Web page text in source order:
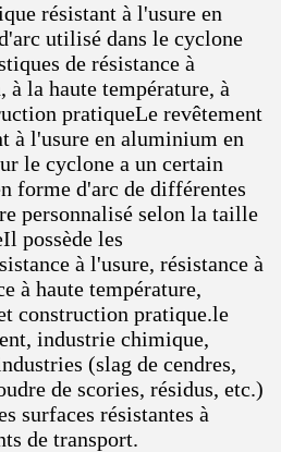
résistant à l'usure en
utilisé dans le cyclone
de résistance à
la haute température, à
pratiqueLe revêtement
à l'usure en aluminium en
le cyclone a un certain
forme d'arc de différentes
personnalisé selon la taille
possède les
à l'usure, résistance à
à haute température,
construction pratique.le
industrie chimique,
(slag de cendres,
de scories, résidus, etc.)
surfaces résistantes à
de transport.